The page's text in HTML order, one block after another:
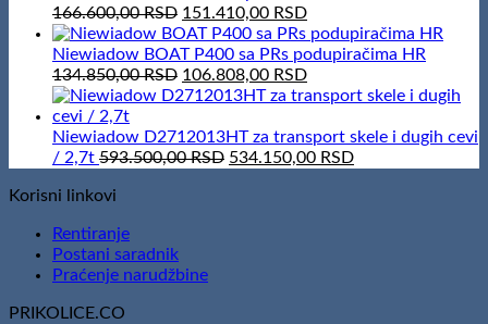
100,00 RSD.50,00 RSD.
166.600,00RSD Original
price
was:
166.600,00 RSD.
151.410,00 RSDCurrent
price
is:
151.410,00 RSD.
Niewiadow BOAT P400 sa PRs podupiračima HR
134.850,00RSD Original
price
134.850,00 RSD.
106.808,00 RSDCurrent
price
106.808,00 RSD.
Niewiadow D2712013HT za transport skele i dugih cevi
/ 2,7t 593.500,00RSD Original
534.150,00 RSDCurrent
Korisni linkovi
Rentiranje
Postani saradnik
Praćenje narudžbine
PRIKOLICE.CO